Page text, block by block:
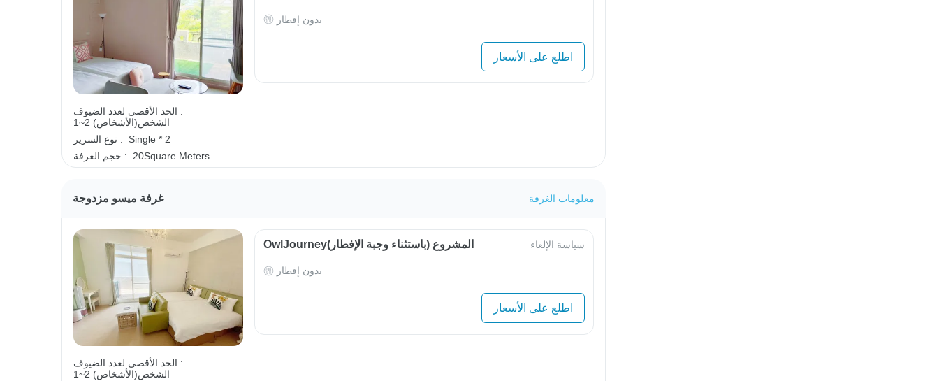
الحد الأقصى لعدد الضيوف :
1~2 الشخص(الأشخاص)
نوع السرير :
Single * 2
حجم الغرفة :
20Square Meters
بدون إفطار
اطلع على الأسعار
غرفة ميسو مزدوجة معلومات الغرفة
الحد الأقصى لعدد الضيوف :
1~2 الشخص(الأشخاص)
OwlJourneyالمشروع (باستثناء وجبة الإفطار) سياسة الإلغاء
بدون إفطار
اطلع على الأسعار